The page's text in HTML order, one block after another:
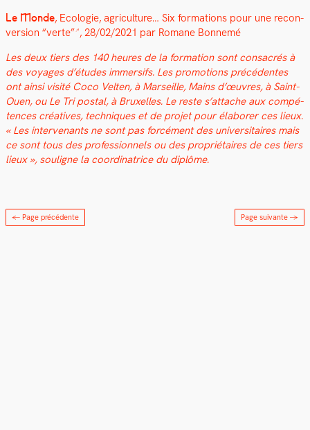
Le Monde, Ecolo­gie, agri­cul­ture… Six for­ma­tions pour une recon­
ver­sion “verte” , 28/02/2021 par Romane Bon­nemé
Les deux tiers des 140 heures de la for­ma­tion sont con­sacrés à
des voy­ages d’études immer­sifs. Les pro­mo­tions précé­dentes
ont ain­si vis­ité Coco Vel­ten, à Mar­seille, Mains d’œuvres, à Saint-
Ouen, ou Le Tri postal, à Brux­elles. Le reste s’attache aux com­pé­
tences créa­tives, tech­niques et de pro­jet pour éla­bor­er ces lieux.
« Les inter­venants ne sont pas for­cé­ment des uni­ver­si­taires mais
ce sont tous des pro­fes­sion­nels ou des pro­prié­taires de ces tiers
lieux », souligne la coor­di­na­trice du diplôme.
← Page précédente Page suivante →